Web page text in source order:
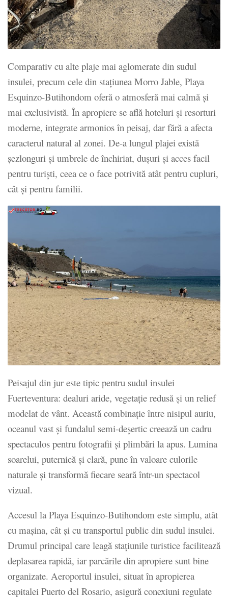
Comparativ cu alte plaje mai aglomerate din sudul
insulei, precum cele din stațiunea Morro Jable, Playa
Esquinzo-Butihondom oferă o atmosferă mai calmă și
mai exclusivistă. În apropiere se află hoteluri și resorturi
moderne, integrate armonios în peisaj, dar fără a afecta
caracterul natural al zonei. De-a lungul plajei există
șezlonguri și umbrele de închiriat, dușuri și acces facil
pentru turiști, ceea ce o face potrivită atât pentru cupluri,
cât și pentru familii.
Peisajul din jur este tipic pentru sudul insulei
Fuerteventura: dealuri aride, vegetație redusă și un relief
modelat de vânt. Această combinație între nisipul auriu,
oceanul vast și fundalul semi-deșertic creează un cadru
spectaculos pentru fotografii și plimbări la apus. Lumina
soarelui, puternică și clară, pune în valoare culorile
naturale și transformă fiecare seară într-un spectacol
vizual.
Accesul la Playa Esquinzo-Butihondom este simplu, atât
cu mașina, cât și cu transportul public din sudul insulei.
Drumul principal care leagă stațiunile turistice facilitează
deplasarea rapidă, iar parcările din apropiere sunt bine
organizate. Aeroportul insulei, situat în apropierea
capitalei Puerto del Rosario, asigură conexiuni regulate